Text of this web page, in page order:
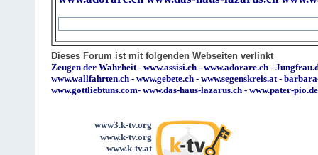
Dieses Forum ist mit folgenden Webseiten verlinkt
Zeugen der Wahrheit- www.assisi.ch - www.adorare.ch -
www.wallfahrten.ch - www.gebete.ch - www.segenskreis.at-
www.gottliebtuns.com- www.das-haus-lazarus.ch - www.pater-pio.de
www3.k-tv.org
www.k-tv.org
www.k-tv.at